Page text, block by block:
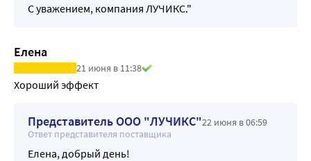
С уважением, компания ЛУЧИКС."
Елена
21 июня в 11:38
Хороший эффект
Представитель ООО "ЛУЧИКС"22 июня в 06:59
Ответ представителя поставщика
Елена, добрый день!